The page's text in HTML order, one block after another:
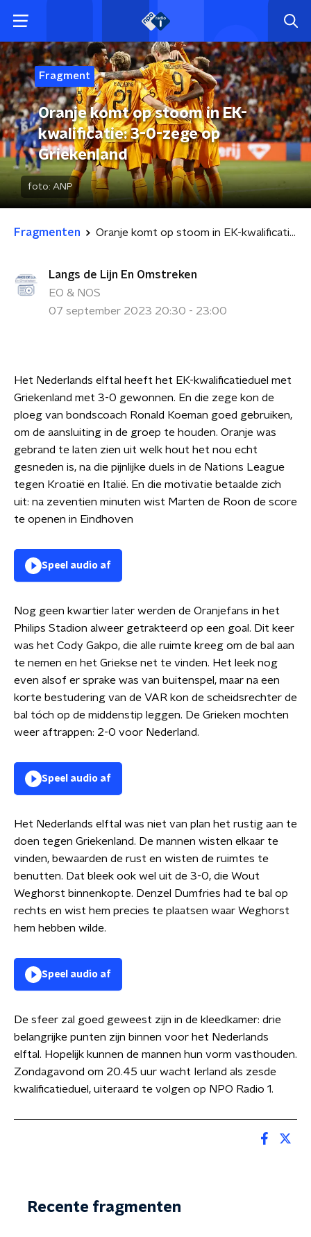
Fragment
Oranje komt op stoom in EK-
kwalificatie: 3-0-zege op
Griekenland
foto: ANP
Fragmenten Oranje komt op stoom in EK-kwalificatie: 3-0-zege op Griekenland
Langs de Lijn En Omstreken
EO & NOS
07 september 2023 20:30 - 23:00
Het Nederlands elftal heeft het EK-kwalificatieduel met
Griekenland met 3-0 gewonnen. En die zege kon de
ploeg van bondscoach Ronald Koeman goed gebruiken,
om de aansluiting in de groep te houden. Oranje was
gebrand te laten zien uit welk hout het nou echt
gesneden is, na die pijnlijke duels in de Nations League
tegen Kroatië en Italië. En die motivatie betaalde zich
uit: na zeventien minuten wist Marten de Roon de score
te openen in Eindhoven
Speel audio af
Nog geen kwartier later werden de Oranjefans in het
Philips Stadion alweer getrakteerd op een goal. Dit keer
was het Cody Gakpo, die alle ruimte kreeg om de bal aan
te nemen en het Griekse net te vinden. Het leek nog
even alsof er sprake was van buitenspel, maar na een
korte bestudering van de VAR kon de scheidsrechter de
bal tóch op de middenstip leggen. De Grieken mochten
weer aftrappen: 2-0 voor Nederland.
Speel audio af
Het Nederlands elftal was niet van plan het rustig aan te
doen tegen Griekenland. De mannen wisten elkaar te
vinden, bewaarden de rust en wisten de ruimtes te
benutten. Dat bleek ook wel uit de 3-0, die Wout
Weghorst binnenkopte. Denzel Dumfries had te bal op
rechts en wist hem precies te plaatsen waar Weghorst
hem hebben wilde.
Speel audio af
De sfeer zal goed geweest zijn in de kleedkamer: drie
belangrijke punten zijn binnen voor het Nederlands
elftal. Hopelijk kunnen de mannen hun vorm vasthouden.
Zondagavond om 20.45 uur wacht Ierland als zesde
kwalificatieduel, uiteraard te volgen op NPO Radio 1.
Recente fragmenten